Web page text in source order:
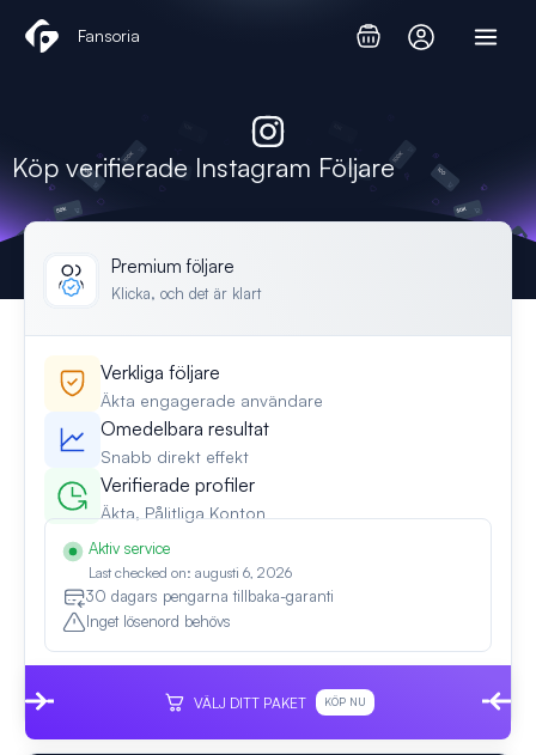
Fansoria
Köp verifierade Instagram Följare
Premium följare
Klicka, och det är klart
Verkliga följare
Äkta engagerade användare
Omedelbara resultat
Snabb direkt effekt
Verifierade profiler
Äkta, Pålitliga Konton
Aktiv service
Last checked on: augusti 6, 2026
30 dagars pengarna tillbaka-garanti
Inget lösenord behövs
VÄLJ DITT PAKET KÖP NU